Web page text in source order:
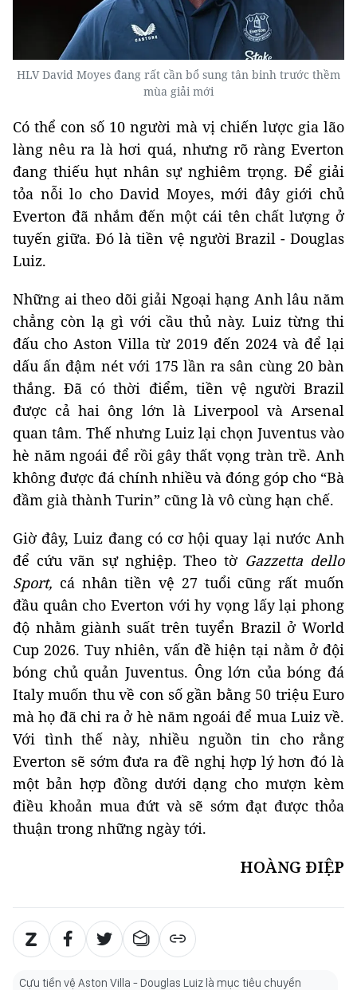
HLV David Moyes đang rất cần bổ sung tân binh trước thềm
mùa giải mới
Có thể con số 10 người mà vị chiến lược gia lão
làng nêu ra là hơi quá, nhưng rõ ràng Everton
đang thiếu hụt nhân sự nghiêm trọng. Để giải
tỏa nỗi lo cho David Moyes, mới đây giới chủ
Everton đã nhắm đến một cái tên chất lượng ở
tuyến giữa. Đó là tiền vệ người Brazil - Douglas
Luiz.
Những ai theo dõi giải Ngoại hạng Anh lâu năm
chẳng còn lạ gì với cầu thủ này. Luiz từng thi
đấu cho Aston Villa từ 2019 đến 2024 và để lại
dấu ấn đậm nét với 175 lần ra sân cùng 20 bàn
thắng. Đã có thời điểm, tiền vệ người Brazil
được cả hai ông lớn là Liverpool và Arsenal
quan tâm. Thế nhưng Luiz lại chọn Juventus vào
hè năm ngoái để rồi gây thất vọng tràn trề. Anh
không được đá chính nhiều và đóng góp cho “Bà
đầm già thành Turin” cũng là vô cùng hạn chế.
Giờ đây, Luiz đang có cơ hội quay lại nước Anh
để cứu vãn sự nghiệp. Theo tờ Gazzetta dello
Sport, cá nhân tiền vệ 27 tuổi cũng rất muốn
đầu quân cho Everton với hy vọng lấy lại phong
độ nhằm giành suất trên tuyển Brazil ở World
Cup 2026. Tuy nhiên, vấn đề hiện tại nằm ở đội
bóng chủ quản Juventus. Ông lớn của bóng đá
Italy muốn thu về con số gần bằng 50 triệu Euro
mà họ đã chi ra ở hè năm ngoái để mua Luiz về.
Với tình thế này, nhiều nguồn tin cho rằng
Everton sẽ sớm đưa ra đề nghị hợp lý hơn đó là
một bản hợp đồng dưới dạng cho mượn kèm
điều khoản mua đứt và sẽ sớm đạt được thỏa
thuận trong những ngày tới.
HOÀNG ĐIỆP
Cựu tiền vệ Aston Villa - Douglas Luiz là mục tiêu chuyển